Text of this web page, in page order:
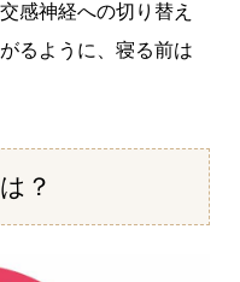
感神経への切り替え
るように、寝る前は
？